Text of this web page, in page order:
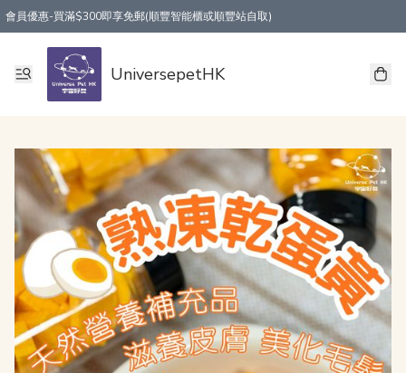
會員優惠-買滿$300即享免郵(順豐智能櫃或順豐站自取)
UniversepetHK